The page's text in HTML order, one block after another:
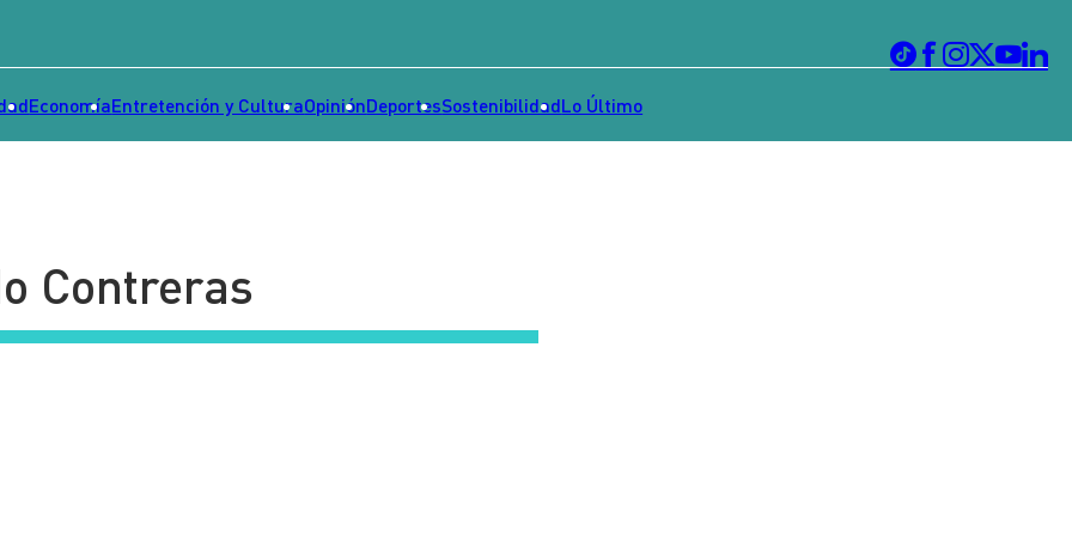
EconomíaEntretención y CulturaOpiniónDeportesSostenibilidadLo Último
Contreras